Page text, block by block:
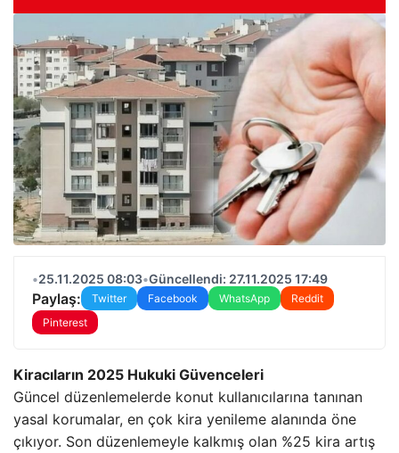
•25.11.2025 08:03•Güncellendi: 27.11.2025 17:49
Paylaş: Twitter Facebook WhatsApp
Reddit
Pinterest
Kiracıların 2025 Hukuki Güvenceleri
Güncel düzenlemelerde konut kullanıcılarına tanınan
yasal korumalar, en çok kira yenileme alanında öne
çıkıyor. Son düzenlemeyle kalkmış olan %25 kira artış